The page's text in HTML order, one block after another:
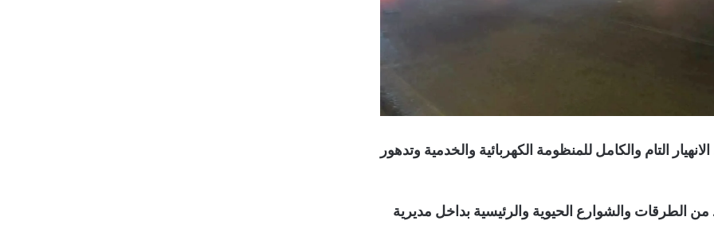
التام والكامل للمنظومة الكهربائية والخدمية وتدهور
الطرقات والشوارع الحيوية والرئيسية بداخل مديرية